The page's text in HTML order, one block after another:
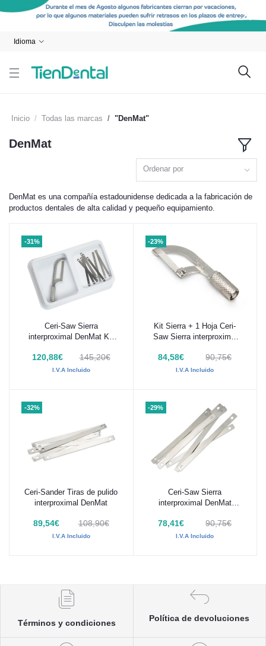
Idioma
Inicio Todas las marcas "DenMat"
DenMat
Ordenar por
DenMat es una compañía estadounidense dedicada a la fabricación de
productos dentales de alta calidad y pequeño equipamiento.
-31%
Añadir al carrito
Ceri-Saw Sierra
interproximal DenMat Kit
120,88€ 145,20€
I.V.A Incluido
-23%
Añadir al carrito
Kit Sierra + 1 Hoja Ceri-
Saw Sierra interproximal
84,58€ 90,75€
I.V.A Incluido
-32%
Añadir al carrito
Ceri-Sander Tiras de pulido
interproximal DenMat
89,54€ 108,90€
I.V.A Incluido
-29%
Añadir al carrito
Ceri-Saw Sierra
interproximal DenMat
78,41€ 90,75€
I.V.A Incluido
Términos y condiciones
Política de devoluciones